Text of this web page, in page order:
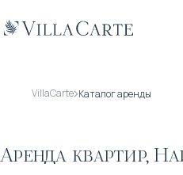
VillaCarte Каталог аренды
Аренда квартир,